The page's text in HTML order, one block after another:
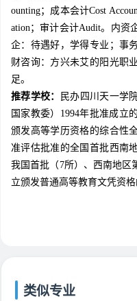
ounting；成本会计Cost
ation；审计会计Audit。内资
企：待遇好，学得专业；事
财咨询：方兴未艾的阳光职
足。
推荐学校：
民办四川天一学
国家教委）1994年批准成立
颁发高等学历资格的综合性
准评估批准的全国首批西南
我国首批（7所）、西南地区
立颁发普通高等教育文凭资格
类似专业